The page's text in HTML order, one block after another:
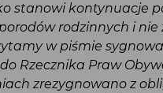
stanowi kontynuacje
rodzinnych i nie
w piśmie
Rzecznika Praw
zrezygnowano z